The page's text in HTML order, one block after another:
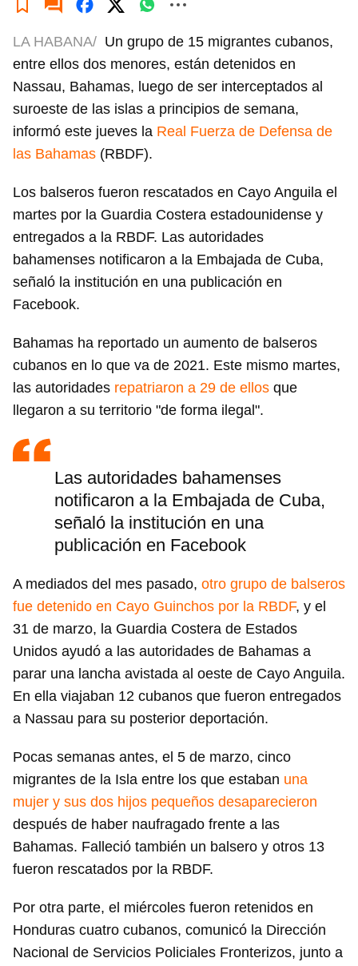
LA HABANA/ Un grupo de 15 migrantes cubanos,
entre ellos dos menores, están detenidos en
Nassau, Bahamas, luego de ser interceptados al
suroeste de las islas a principios de semana,
informó este jueves la Real Fuerza de Defensa de
las Bahamas (RBDF).
Los balseros fueron rescatados en Cayo Anguila el
martes por la Guardia Costera estadounidense y
entregados a la RBDF. Las autoridades
bahamenses notificaron a la Embajada de Cuba,
señaló la institución en una publicación en
Facebook.
Bahamas ha reportado un aumento de balseros
cubanos en lo que va de 2021. Este mismo martes,
las autoridades repatriaron a 29 de ellos que
llegaron a su territorio "de forma ilegal".
Las autoridades bahamenses
notificaron a la Embajada de Cuba,
señaló la institución en una
publicación en Facebook
A mediados del mes pasado, otro grupo de balseros
fue detenido en Cayo Guinchos por la RBDF, y el
31 de marzo, la Guardia Costera de Estados
Unidos ayudó a las autoridades de Bahamas a
parar una lancha avistada al oeste de Cayo Anguila.
En ella viajaban 12 cubanos que fueron entregados
a Nassau para su posterior deportación.
Pocas semanas antes, el 5 de marzo, cinco
migrantes de la Isla entre los que estaban una
mujer y sus dos hijos pequeños desaparecieron
después de haber naufragado frente a las
Bahamas. Falleció también un balsero y otros 13
fueron rescatados por la RBDF.
Por otra parte, el miércoles fueron retenidos en
Honduras cuatro cubanos, comunicó la Dirección
Nacional de Servicios Policiales Fronterizos, junto a